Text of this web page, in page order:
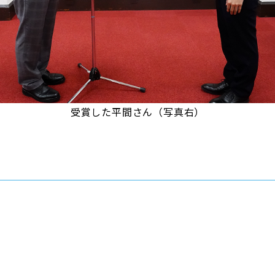
受賞した平間さん（写真右）